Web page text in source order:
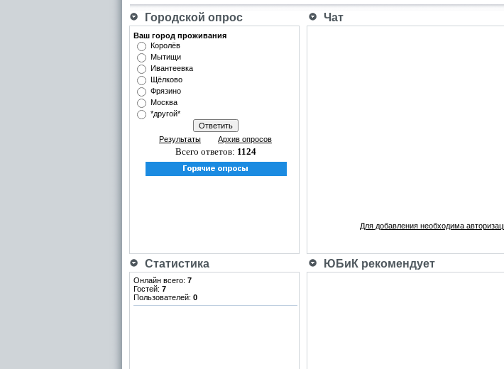
Городской опрос Чат
Ваш город проживания
Королёв
Мытищи
Ивантеевка
Щёлково
Фрязино
Москва
*другой*
Результаты Архив опросов
Всего ответов: 1124
Для добавления необходима
Статистика ЮБиК рекомендует
Онлайн всего: 7
Гостей: 7
Пользователей: 0